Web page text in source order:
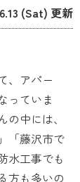
(Sat) 更新
、アパー
っていま
中には、
「藤沢市で
水工事でも
方も多いの